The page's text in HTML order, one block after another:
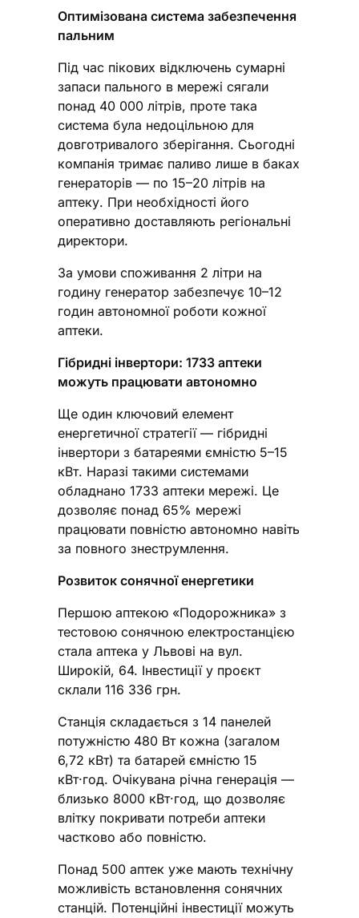
Оптимізована система забезпечення
пальним
Під час пікових відключень сумарні
запаси пального в мережі сягали
понад 40 000 літрів, проте така
система була недоцільною для
довготривалого зберігання. Сьогодні
компанія тримає паливо лише в баках
генераторів — по 15–20 літрів на
аптеку. При необхідності його
оперативно доставляють регіональні
директори.
За умови споживання 2 літри на
годину генератор забезпечує 10–12
годин автономної роботи кожної
аптеки.
Гібридні інвертори: 1733 аптеки
можуть працювати автономно
Ще один ключовий елемент
енергетичної стратегії — гібридні
інвертори з батареями ємністю 5–15
кВт. Наразі такими системами
обладнано 1733 аптеки мережі. Це
дозволяє понад 65% мережі
працювати повністю автономно навіть
за повного знеструмлення.
Розвиток сонячної енергетики
Першою аптекою «Подорожника» з
тестовою сонячною електростанцією
стала аптека у Львові на вул.
Широкій, 64. Інвестиції у проєкт
склали 116 336 грн.
Станція складається з 14 панелей
потужністю 480 Вт кожна (загалом
6,72 кВт) та батарей ємністю 15
кВт·год. Очікувана річна генерація —
близько 8000 кВт·год, що дозволяє
влітку покривати потреби аптеки
частково або повністю.
Понад 500 аптек уже мають технічну
можливість встановлення сонячних
станцій. Потенційні інвестиції можуть